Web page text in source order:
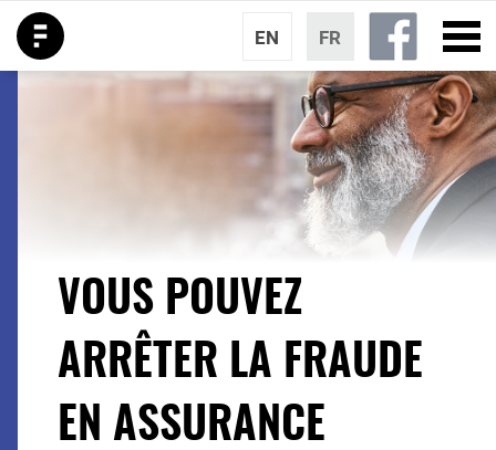
EN FR
VOUS POUVEZ
ARRÊTER LA FRAUDE
EN ASSURANCE